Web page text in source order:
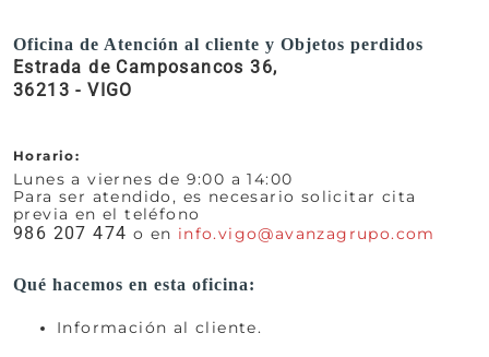
Oficina de Atención al cliente y Objetos perdidos
Estrada de Camposancos 36,
36213 - VIGO
Horario:
Lunes a viernes de 9:00 a 14:00
Para ser atendido, es necesario solicitar cita
previa en el teléfono
986 207 474 o en info.vigo@avanzagrupo.com
Qué hacemos en esta oficina:
Información al cliente.